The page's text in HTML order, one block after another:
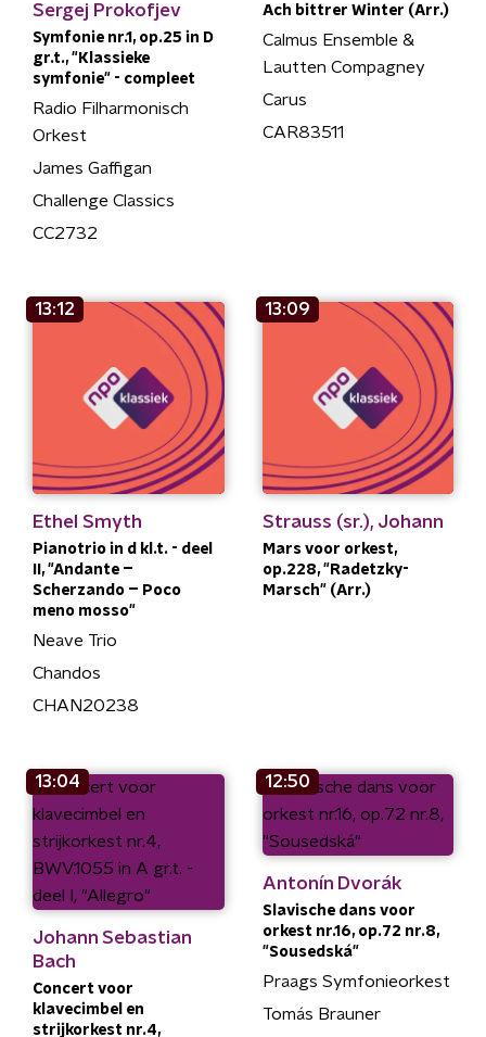
Sergej Prokofjev
Symfonie nr.1, op.25 in D
gr.t., "Klassieke
symfonie" - compleet
Radio Filharmonisch
Orkest
James Gaffigan
Challenge Classics
CC2732
Ach bittrer Winter (Arr.)
Calmus Ensemble &
Lautten Compagney
Carus
CAR83511
13:12
Ethel Smyth
Pianotrio in d kl.t. - deel
II, "Andante –
Scherzando – Poco
meno mosso"
Neave Trio
Chandos
CHAN20238
13:09
Strauss (sr.), Johann
Mars voor orkest,
op.228, "Radetzky-
Marsch" (Arr.)
13:04
Johann Sebastian
Bach
Concert voor
klavecimbel en
strijkorkest nr.4,
12:50
Antonín Dvorák
Slavische dans voor
orkest nr.16, op.72 nr.8,
"Sousedská"
Praags Symfonieorkest
Tomás Brauner